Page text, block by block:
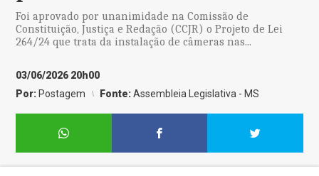
Foi aprovado por unanimidade na Comissão de
Constituição, Justiça e Redação (CCJR) o Projeto de Lei
264/24 que trata da instalação de câmeras nas...
03/06/2026 20h00
Por: Postagem Fonte:Assembleia Legislativa - MS